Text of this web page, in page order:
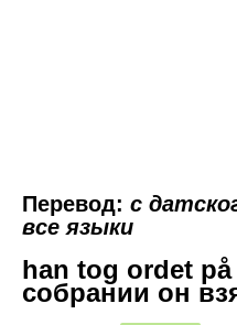
Перевод: с
все языки
han tog ordet
собрании он